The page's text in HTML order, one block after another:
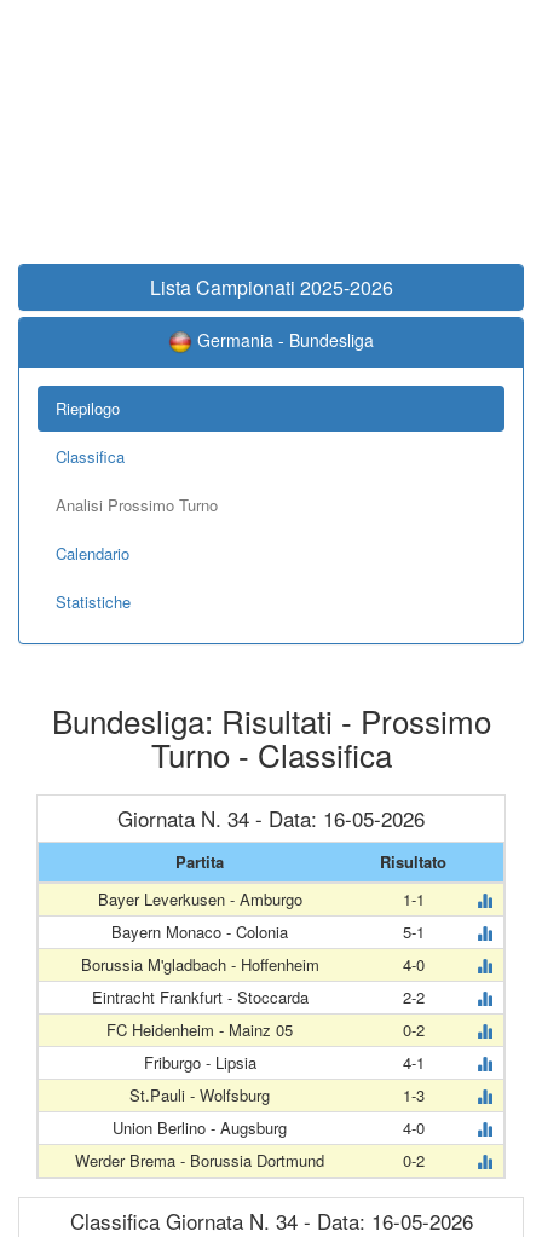
Lista Campionati 2025-2026
Germania - Bundesliga
Riepilogo
Classifica
Analisi Prossimo Turno
Calendario
Statistiche
Bundesliga: Risultati - Prossimo
Turno - Classifica
Giornata N. 34 - Data: 16-05-2026
Partita
Risultato
Bayer Leverkusen - Amburgo
1-1
Bayern Monaco - Colonia
5-1
Borussia M'gladbach - Hoffenheim
4-0
Eintracht Frankfurt - Stoccarda
2-2
FC Heidenheim - Mainz 05
0-2
Friburgo - Lipsia
4-1
St.Pauli - Wolfsburg
1-3
Union Berlino - Augsburg
4-0
Werder Brema - Borussia Dortmund
0-2
Classifica Giornata N. 34 - Data: 16-05-2026